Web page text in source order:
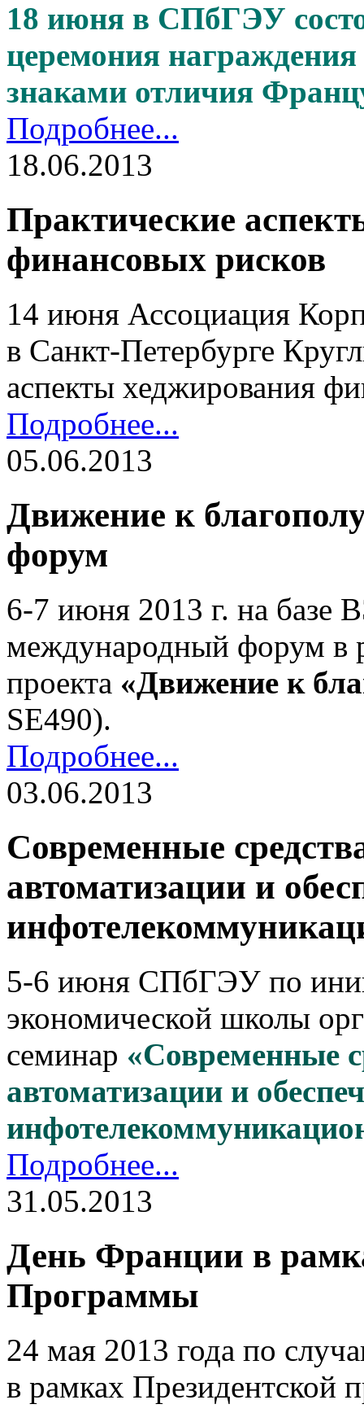
18 июня в СПбГЭУ
церемония награждения
знаками отличия
Подробнее...
18.06.2013
Практические
финансовых рисков
14 июня Ассоциация
в Санкт-Петербурге
аспекты хеджирования
Подробнее...
05.06.2013
Движение к
форум
6-7 июня 2013 г. на
международный форум в
проекта «Движение к
SE490).
Подробнее...
03.06.2013
Современные
автоматизации и
5-6 июня СПбГЭУ по
экономической школы
семинар «Современные
автоматизации и
Подробнее...
31.05.2013
День Франции в
Программы
24 мая 2013 года по
в рамках Президентской